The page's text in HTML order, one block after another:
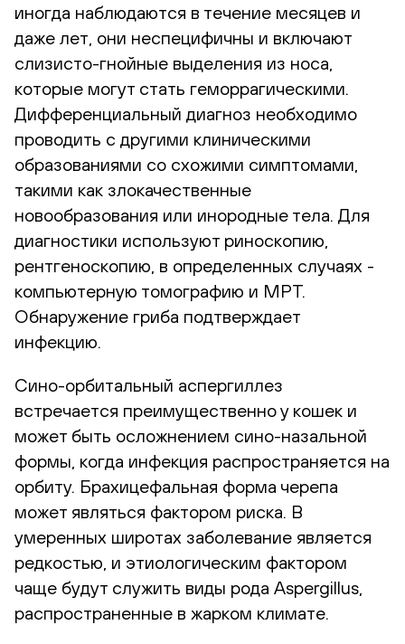
иногда наблюдаются в течение месяцев и
даже лет, они неспецифичны и включают
слизисто-гнойные выделения из носа,
которые могут стать геморрагическими.
Дифференциальный диагноз необходимо
проводить с другими клиническими
образованиями со схожими симптомами,
такими как злокачественные
новообразования или инородные тела. Для
диагностики используют риноскопию,
рентгеноскопию, в определенных случаях -
компьютерную томографию и МРТ.
Обнаружение гриба подтверждает
инфекцию.
Сино-орбитальный аспергиллез
встречается преимущественно у кошек и
может быть осложнением сино-назальной
формы, когда инфекция распространяется на
орбиту. Брахицефальная форма черепа
может являться фактором риска. В
умеренных широтах заболевание является
редкостью, и этиологическим фактором
чаще будут служить виды рода Aspergillus,
распространенные в жарком климате.